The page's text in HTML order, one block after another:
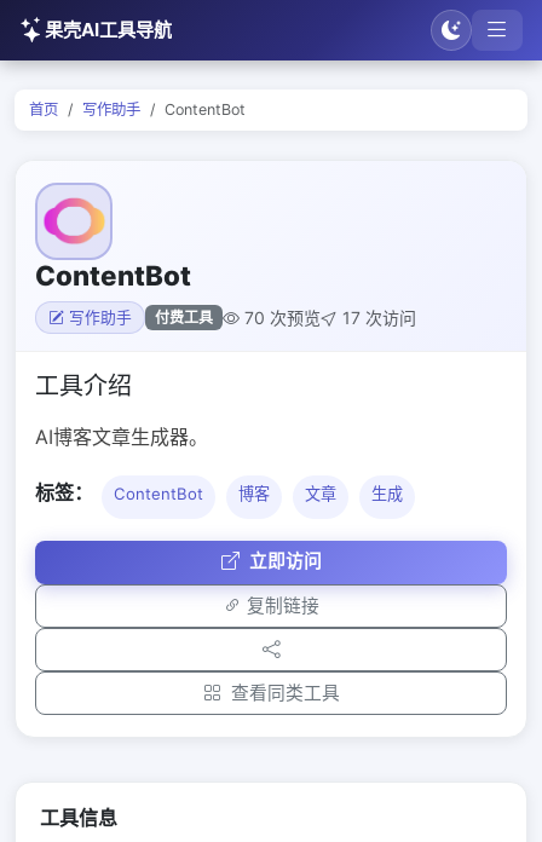
果壳AI工具导航
首页 写作助手 ContentBot
ContentBot
写作助手 付费工具 70 次预览 17 次访问
工具介绍
AI博客文章生成器。
标签： ContentBot 博客 文章 生成
立即访问
复制链接
查看同类工具
工具信息